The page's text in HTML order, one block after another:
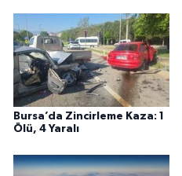
Bursa’da Zincirleme Kaza: 1
Ölü, 4 Yaralı